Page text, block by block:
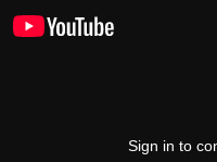
Sign in to